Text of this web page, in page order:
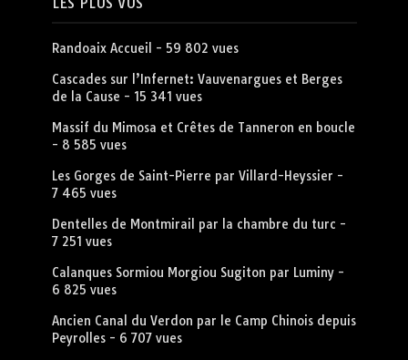
Randoaix Accueil - 59 802 vues
Cascades sur l’Infernet: Vauvenargues et Berges
de la Cause - 15 341 vues
Massif du Mimosa et Crêtes de Tanneron en boucle
- 8 585 vues
Les Gorges de Saint-Pierre par Villard-Heyssier -
7 465 vues
Dentelles de Montmirail par la chambre du turc -
7 251 vues
Calanques Sormiou Morgiou Sugiton par Luminy-
6 825 vues
Ancien Canal du Verdon par le Camp Chinois depuis
Peyrolles- 6 707 vues